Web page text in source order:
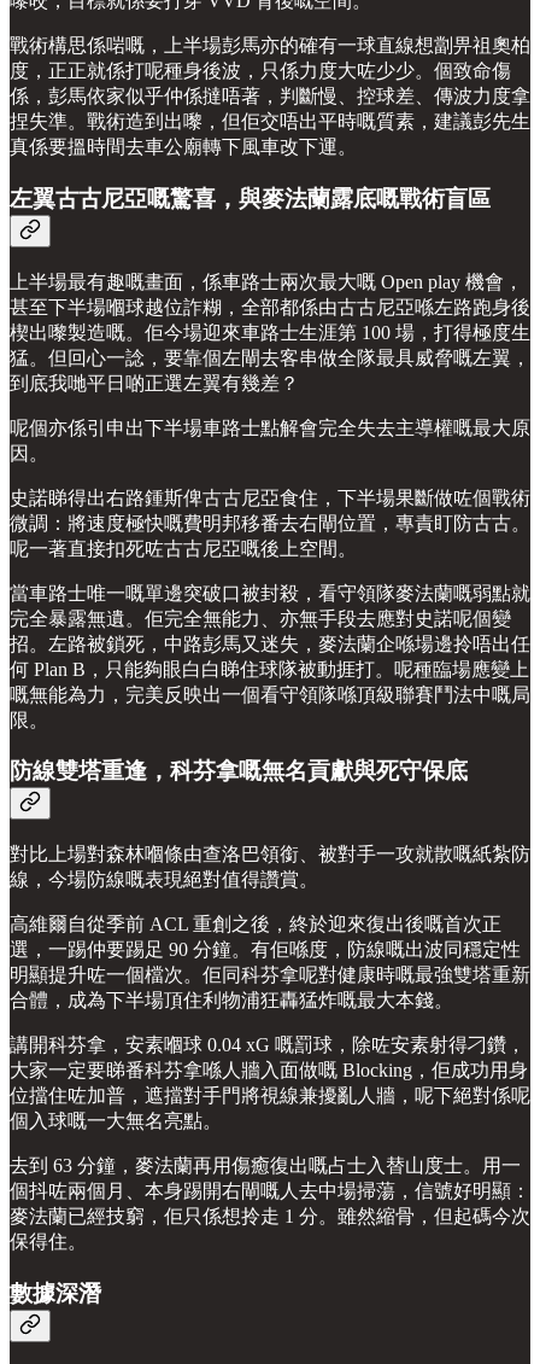
戰術構思係啱嘅，上半場彭馬亦的確有一球直線想劏畀祖奧柏
度，正正就係打呢種身後波，只係力度大咗少少。個致命傷
係，彭馬依家似乎仲係撻唔著，判斷慢、控球差、傳波力度拿
捏失準。戰術造到出嚟，但佢交唔出平時嘅質素，建議彭先生
真係要搵時間去車公廟轉下風車改下運。
左翼古古尼亞嘅驚喜，與麥法蘭露底嘅戰術盲區
上半場最有趣嘅畫面，係車路士兩次最大嘅 Open play 機會，
甚至下半場嗰球越位詐糊，全部都係由古古尼亞喺左路跑身後
楔出嚟製造嘅。佢今場迎來車路士生涯第 100 場，打得極度生
猛。但回心一諗，要靠個左閘去客串做全隊最具威脅嘅左翼，
到底我哋平日啲正選左翼有幾差？
呢個亦係引申出下半場車路士點解會完全失去主導權嘅最大原
因。
史諾睇得出右路鍾斯俾古古尼亞食住，下半場果斷做咗個戰術
微調：將速度極快嘅費明邦移番去右閘位置，專責盯防古古。
呢一著直接扣死咗古古尼亞嘅後上空間。
當車路士唯一嘅單邊突破口被封殺，看守領隊麥法蘭嘅弱點就
完全暴露無遺。佢完全無能力、亦無手段去應對史諾呢個變
招。左路被鎖死，中路彭馬又迷失，麥法蘭企喺場邊拎唔出任
何 Plan B，只能夠眼白白睇住球隊被動捱打。呢種臨場應變上
嘅無能為力，完美反映出一個看守領隊喺頂級聯賽鬥法中嘅局
限。
防線雙塔重逢，科芬拿嘅無名貢獻與死守保底
對比上場對森林嗰條由查洛巴領銜、被對手一攻就散嘅紙紮防
線，今場防線嘅表現絕對值得讚賞。
高維爾自從季前 ACL 重創之後，終於迎來復出後嘅首次正
選，一踢仲要踢足 90 分鐘。有佢喺度，防線嘅出波同穩定性
明顯提升咗一個檔次。佢同科芬拿呢對健康時嘅最強雙塔重新
合體，成為下半場頂住利物浦狂轟猛炸嘅最大本錢。
講開科芬拿，安素嗰球 0.04 xG 嘅罰球，除咗安素射得刁鑽，
大家一定要睇番科芬拿喺人牆入面做嘅 Blocking，佢成功用身
位擋住咗加普，遮擋對手門將視線兼擾亂人牆，呢下絕對係呢
個入球嘅一大無名亮點。
去到 63 分鐘，麥法蘭再用傷癒復出嘅占士入替山度士。用一
個抖咗兩個月、本身踢開右閘嘅人去中場掃蕩，信號好明顯：
麥法蘭已經技窮，佢只係想拎走 1 分。雖然縮骨，但起碼今次
保得住。
數據深潛